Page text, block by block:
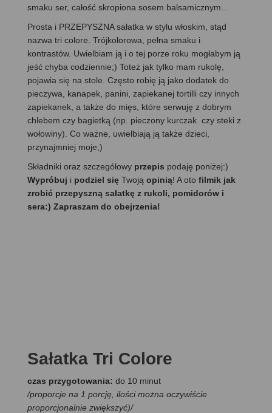
smaku ser, całość skropiona sosem balsamicznym…
Prosta i PRZEPYSZNA sałatka w stylu włoskim, stąd
nazwa tri colore. Trójkolorowa, pełna smaku i
kontrastów. Uwielbiam ją i o tej porze roku mogłabym ją
jeść chyba codziennie;) Toteż jak tylko mam rukolę,
pojawia się na stole. Często robię ją jako dodatek do
pieczywa, kanapek, panini, zapiekanej tortilli czy innych
zapiekanek, a także do mięs, które serwuję z dobrym
chlebem czy bagietką (np. pieczony kurczak czy steki z
wołowiny). Co ważne, uwielbiają ją także dzieci,
przynajmniej moje;)
Składniki oraz szczegółowy przepis podaję poniżej:)
Wypróbuj i podziel się Twoją opinią! A oto filmik jak
zrobić przepyszną sałatkę z rukoli, pomidorów i
sera:) Zapraszam do obejrzenia!
Sałatka Tri Colore
czas przygotowania: do 10 minut
/proporcje na 1 porcję, ilości można oczywiście
proporcjonalnie zwiększyć)/